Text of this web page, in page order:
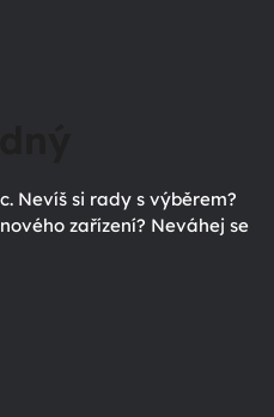
Nevíš si rady s výběrem?
zařízení? Neváhej se